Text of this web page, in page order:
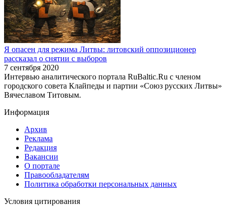
Я опасен для режима Литвы: литовский оппозиционер
рассказал о снятии с выборов
7 сентября 2020
Интервью аналитического портала RuBaltic.Ru c членом
городского совета Клайпеды и партии «Союз русских Литвы»
Вячеславом Титовым.
Информация
Архив
Реклама
Редакция
Вакансии
О портале
Правообладателям
Политика обработки персональных данных
Условия цитирования